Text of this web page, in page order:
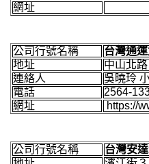
網址
公司行號名稱
台灣通
地址
中山北
連絡人
吳曉玲
電話
2564-
網址
https://
公司行號名稱
台灣安